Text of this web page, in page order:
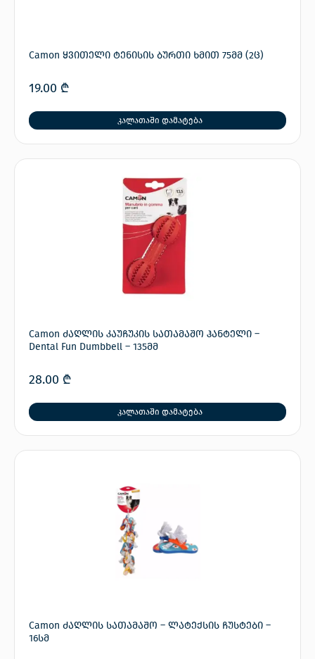
Camon ყვითელი ტენისის ბურთი ხმით 75მმ (2ც)
19.00 ₾
კალათაში დამატება
Camon ძაღლის კაუჩუკის სათამაშო ჰანტელი –
Dental Fun Dumbbell – 135მმ
28.00 ₾
კალათაში დამატება
Camon ძაღლის სათამაშო – ლატექსის ჩუსტები –
16სმ